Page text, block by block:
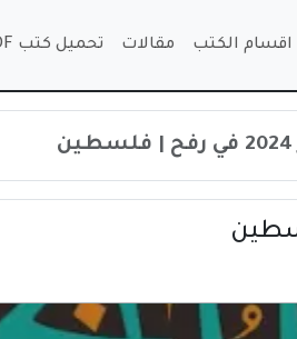
اقسام الكتب مقالات تحميل كتب PDF